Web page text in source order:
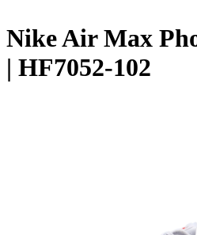
NikeAir Max
| HF7052-102